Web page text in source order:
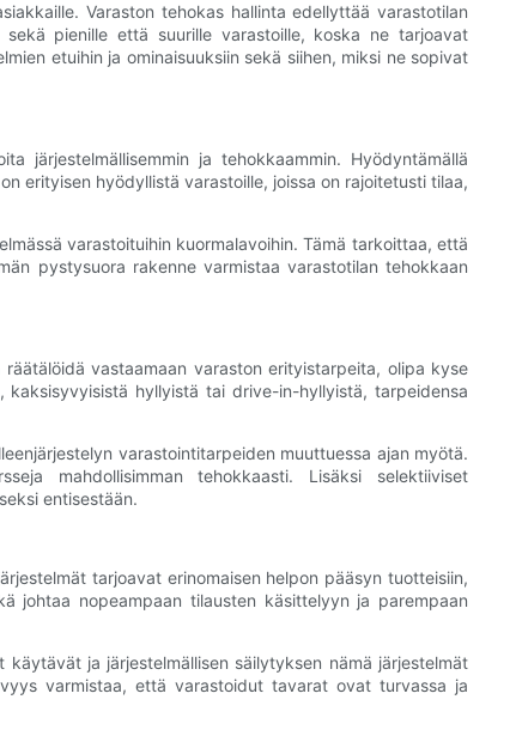
Varaston tehokas hallinta edellyttää varastotilan
sekä pienille että suurille varastoille, koska ne tarjoavat
etuihin ja ominaisuuksiin sekä siihen, miksi ne sopivat
järjestelmällisemmin ja tehokkaammin. Hyödyntämällä
erityisen hyödyllistä varastoille, joissa on rajoitetusti tilaa,
varastoituihin kuormalavoihin. Tämä tarkoittaa, että
pystysuora rakenne varmistaa varastotilan tehokkaan
vastaamaan varaston erityistarpeita, olipa kyse
hyllyistä tai drive-in-hyllyistä, tarpeidensa
varastointitarpeiden muuttuessa ajan myötä.
mahdollisimman tehokkaasti. Lisäksi selektiiviset
entisestään.
tarjoavat erinomaisen helpon pääsyn tuotteisiin,
johtaa nopeampaan tilausten käsittelyyn ja parempaan
ja järjestelmällisen säilytyksen nämä järjestelmät
varmistaa, että varastoidut tavarat ovat turvassa ja